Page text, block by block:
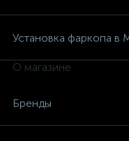
Установка фаркопа в
О магазине
Бренды